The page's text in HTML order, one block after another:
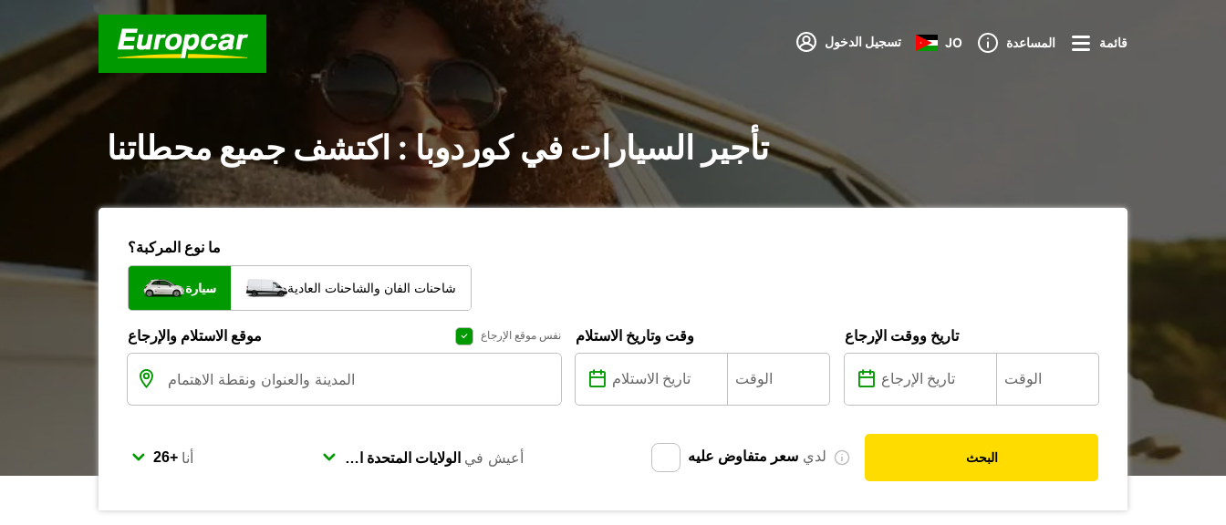
تسجيل الدخول JO المساعدة قائمة
تأجير السيارات في كوردوبا : اكتشف جميع محطاتنا
ما نوع المركبة؟
سيارة شاحنات الفان والشاحنات العادية
موقع الاستلام والإرجاع نفس موقع الإرجاع وقت وتاريخ الاستلام تاريخ ووقت الإرجاع
أنا أعيش في لدي سعر متفاوض عليه البحث